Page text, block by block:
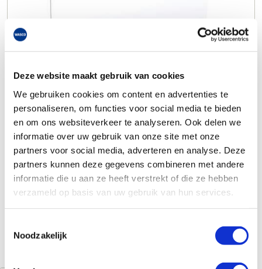
Deze website maakt gebruik van cookies
We gebruiken cookies om content en advertenties te
personaliseren, om functies voor social media te bieden
en om ons websiteverkeer te analyseren. Ook delen we
informatie over uw gebruik van onze site met onze
partners voor social media, adverteren en analyse. Deze
partners kunnen deze gegevens combineren met andere
informatie die u aan ze heeft verstrekt of die ze hebben
verzameld op basis van uw gebruik van hun services.
Noodzakelijk